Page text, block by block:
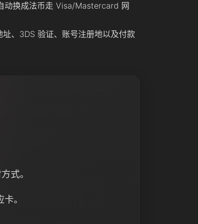
动换成法币走 Visa/Mastercard 网
、3DS 验证、账号注册地以及付款
式。
。